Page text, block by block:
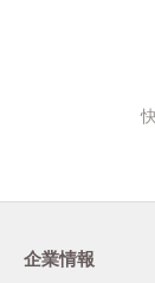
企業情報